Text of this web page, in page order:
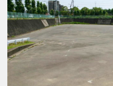
高知
九州・沖縄